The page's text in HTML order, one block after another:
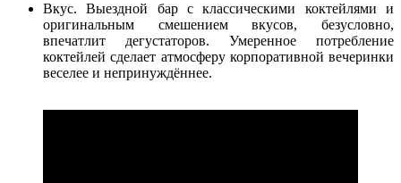
Вкус. Выездной бар с классическими коктейлями и
оригинальным смешением вкусов, безусловно,
впечатлит дегустаторов. Умеренное потребление
коктейлей сделает атмосферу корпоративной вечеринки
веселее и непринуждённее.